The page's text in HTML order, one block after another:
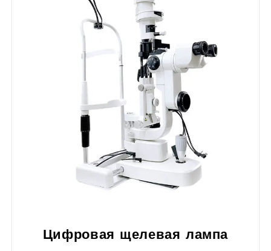
Цифровая щелевая лампа